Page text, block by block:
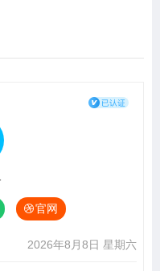
官网
2026年8月8日 星期六